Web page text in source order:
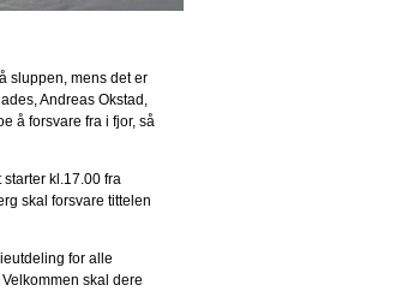
sluppen, mens det er
Andreas Okstad,
å forsvare fra i fjor, så
kl.17.00 fra
skal forsvare tittelen
for alle
skal dere